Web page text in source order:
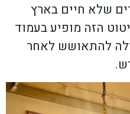
שלא חיים בארץ
הזה מופיע בעמוד
להתאושש לאחר